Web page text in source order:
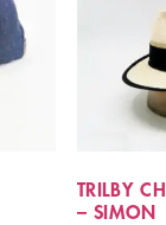
TRILBY
– SIMON